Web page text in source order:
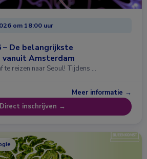
om 18:00 uur
– De belangrijkste
vanuit Amsterdam
te reizen naar Seoul! Tijdens …
Meer informatie →
Direct inschrijven →